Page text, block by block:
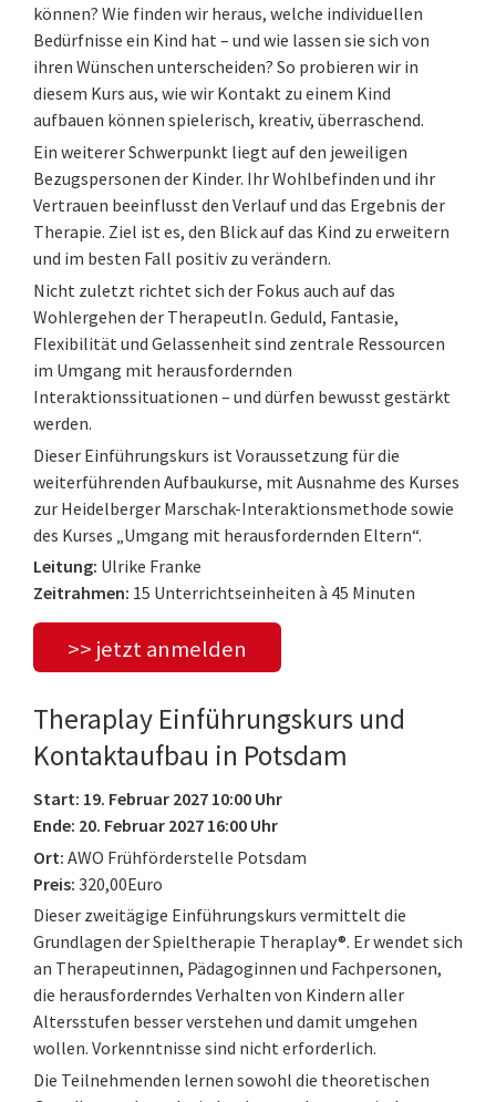
können? Wie finden wir heraus, welche individuellen
Bedürfnisse ein Kind hat – und wie lassen sie sich von
ihren Wünschen unterscheiden? So probieren wir in
diesem Kurs aus, wie wir Kontakt zu einem Kind
aufbauen können spielerisch, kreativ, überraschend.
Ein weiterer Schwerpunkt liegt auf den jeweiligen
Bezugspersonen der Kinder. Ihr Wohlbefinden und ihr
Vertrauen beeinflusst den Verlauf und das Ergebnis der
Therapie. Ziel ist es, den Blick auf das Kind zu erweitern
und im besten Fall positiv zu verändern.
Nicht zuletzt richtet sich der Fokus auch auf das
Wohlergehen der TherapeutIn. Geduld, Fantasie,
Flexibilität und Gelassenheit sind zentrale Ressourcen
im Umgang mit herausfordernden
Interaktionssituationen – und dürfen bewusst gestärkt
werden.
Dieser Einführungskurs ist Voraussetzung für die
weiterführenden Aufbaukurse, mit Ausnahme des Kurses
zur Heidelberger Marschak-Interaktionsmethode sowie
des Kurses „Umgang mit herausfordernden Eltern“.
Leitung: Ulrike Franke
Zeitrahmen: 15 Unterrichtseinheiten à 45 Minuten
>> jetzt anmelden
Theraplay Einführungskurs und
Kontaktaufbau in Potsdam
Start: 19. Februar 2027 10:00 Uhr
Ende: 20. Februar 2027 16:00 Uhr
Ort: AWO Frühförderstelle Potsdam
Preis: 320,00Euro
Dieser zweitägige Einführungskurs vermittelt die
Grundlagen der Spieltherapie Theraplay®. Er wendet sich
an Therapeutinnen, Pädagoginnen und Fachpersonen,
die herausforderndes Verhalten von Kindern aller
Altersstufen besser verstehen und damit umgehen
wollen. Vorkenntnisse sind nicht erforderlich.
Die Teilnehmenden lernen sowohl die theoretischen